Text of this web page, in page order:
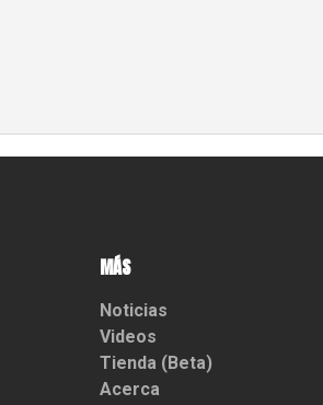
MÁS
Noticias
Videos
Tienda (Beta)
Acerca